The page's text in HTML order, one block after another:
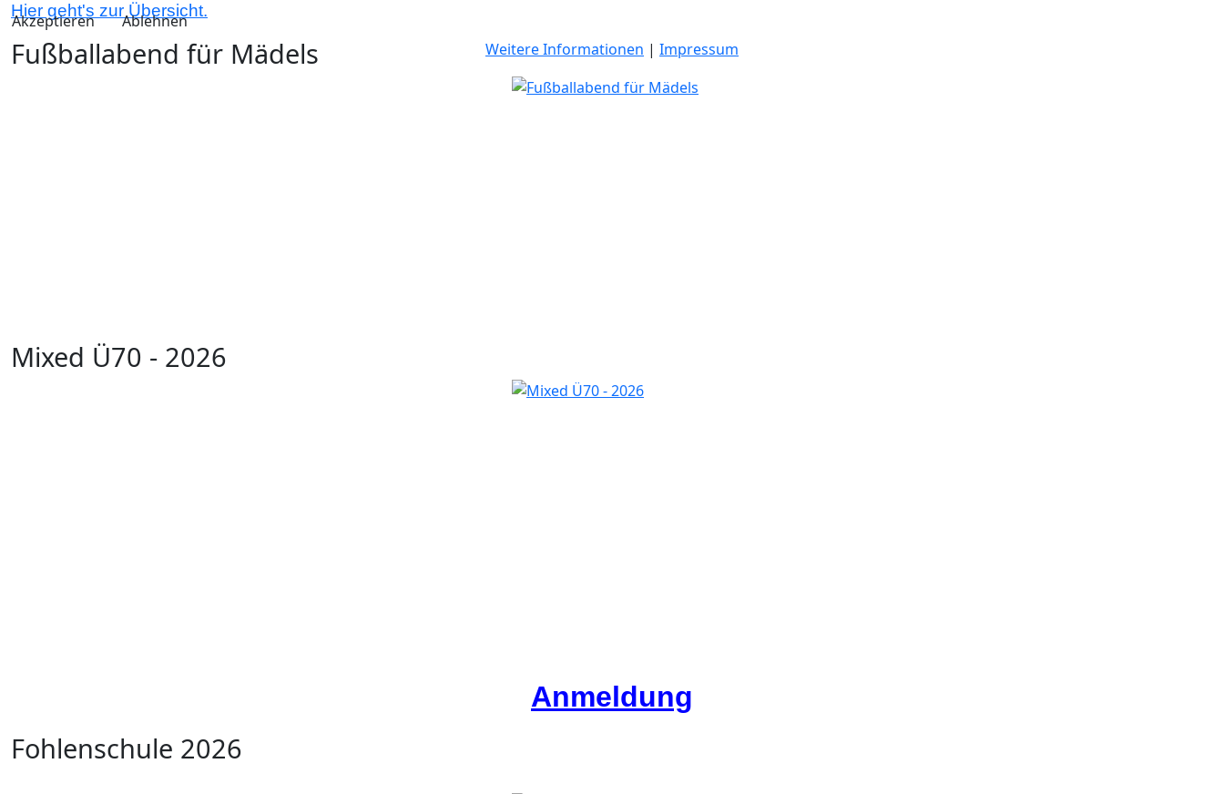
Hier geht's zur Übersicht.
Fußballabend für Mädels
Mixed Ü70 - 2026
Anmeldung
Fohlenschule 2026
Akzeptieren
Ablehnen
Weitere Informationen | Impressum